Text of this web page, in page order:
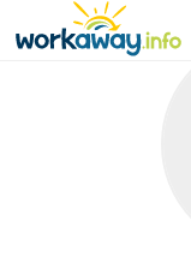
CONTENT
MAIN NAVIGATION